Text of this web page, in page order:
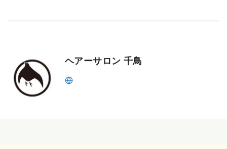
ヘアーサロン 千鳥